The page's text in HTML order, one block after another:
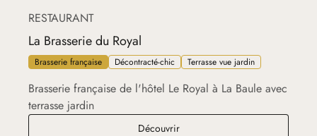
RESTAURANT
La Brasserie du Royal
Brasserie française Décontracté-chic Terrasse vue jardin
Brasserie française de l'hôtel Le Royal à La Baule avec
terrasse jardin
DécouvrirLa Brasserie du Royal